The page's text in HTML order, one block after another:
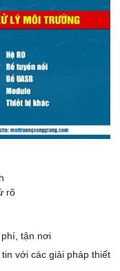
rõ
tận nơi
với các giải pháp thiết